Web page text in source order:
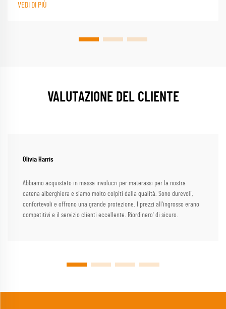
VEDI DI PIÙ
VALUTAZIONE DEL CLIENTE
Olivia Harris
Abbiamo acquistato in massa involucri per materassi per la nostra
catena alberghiera e siamo molto colpiti dalla qualità. Sono durevoli,
confortevoli e offrono una grande protezione. I prezzi all'ingrosso erano
competitivi e il servizio clienti eccellente. Riordinero' di sicuro.